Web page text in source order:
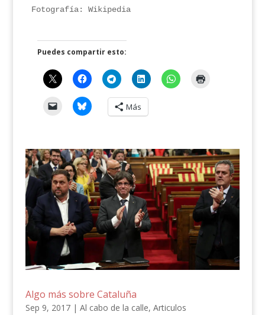
Fotografía: Wikipedia
Puedes compartir esto:
Más
Algo más sobre Cataluña
Sep 9, 2017| Al cabo de la calle, Articulos